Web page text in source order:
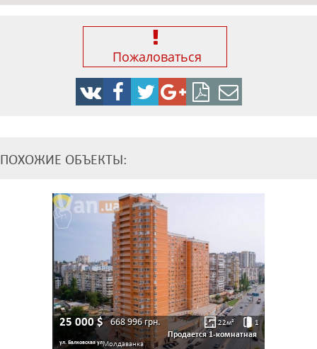
Пожаловаться
ПОХОЖИЕ ОБЪЕКТЫ:
25 000$ 668 996грн. 22м² 1
Продается 1-комнатная
ул. Балковская улМолдаванка